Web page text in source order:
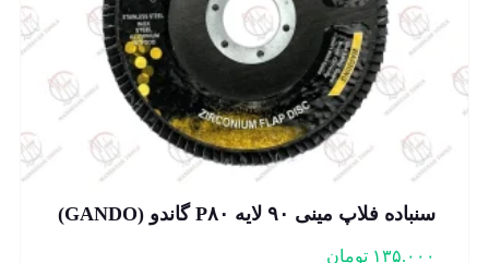
سنباده فلاپ مینی ۹۰ لایه P۸۰ گاندو (GANDO)
۱۳۵.۰۰۰ تومان